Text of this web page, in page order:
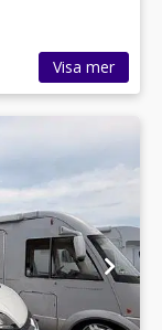
Visa mer